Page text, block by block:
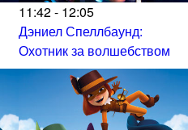
11:42 - 12:05
Дэниел Спеллбаунд:
Охотник за волшебством